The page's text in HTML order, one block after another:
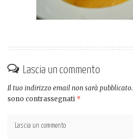
Lascia un commento
Il tuo indirizzo email non sarà pubblicato.
sono contrassegnati *